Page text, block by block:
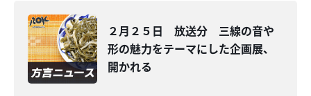
２月２５日 放送分 三線の音や
形の魅力をテーマにした企画展、
開かれる